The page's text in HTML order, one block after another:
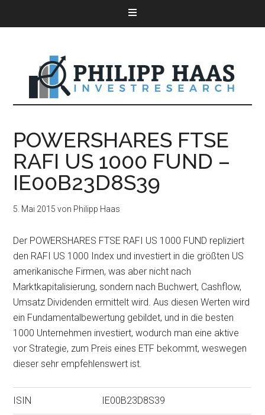
POWERSHARES FTSE
RAFI US 1000 FUND –
IE00B23D8S39
5. Mai 2015 von Philipp Haas
Der POWERSHARES FTSE RAFI US 1000 FUND repliziert
den RAFI US 1000 Index und investiert in die größten US
amerikanische Firmen, was aber nicht nach
Marktkapitalisierung, sondern nach Buchwert, Cashflow,
Umsatz Dividenden ermittelt wird. Aus diesen Werten wird
ein Fundamentalbewertung gebildet, und in die besten
1000 Unternehmen investiert, wodurch man eine aktive
vor Strategie, zum Preis eines ETF bekommt, weswegen
dieser sehr empfehlenswert ist.
ISIN IE00B23D8S39